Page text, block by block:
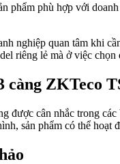
phẩm phù hợp với
nghiệp quan tâm khi
riêng lẻ mà ở việc
càng ZKTeco
được cân nhắc trong
sản phẩm có thể hoạt